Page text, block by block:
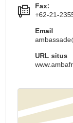
Fax:
+62-21-
Email
URL situs